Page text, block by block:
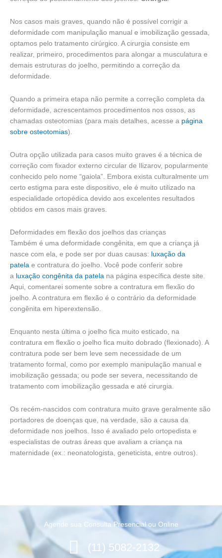
Nos casos mais graves, quando não é possível corrigir a
deformidade com manipulação manual e imobilização gessada,
optamos pelo tratamento cirúrgico. A cirurgia consiste em
realizar, primeiro, procedimentos para alongar a musculatura e
demais estruturas do joelho, permitindo a correção da
deformidade.
Quando a primeira etapa não permite a correção completa da
deformidade, acrescentamos procedimentos nos ossos, as
chamadas osteotomias (para mais detalhes, acesse a página
sobre osteotomias).
Outra opção utilizada para casos muito graves é a técnica de
correção com fixador externo circular de Ilizarov, popularmente
conhecido pelo nome “gaiola”. Embora exista culturalmente um
certo estigma para este dispositivo, ele é muito utilizado na
especialidade ortopédica devido aos excelentes resultados
obtidos em casos mais graves.
Deformidades em flexão dos joelhos das crianças
Também é uma deformidade congênita, em que a criança já
nasce com ela, e pode ser por duas causas: luxação da
patela e contratura do joelho. Você pode conferir sobre
a luxação congênita da patela na página específica deste site.
Aqui, comentarei somente sobre a contratura em flexão do
joelho. A contratura em flexão é o contrário da deformidade
congênita em hiperextensão.
Enquanto nesta última o joelho fica muito esticado, na
contratura em flexão o joelho fica muito dobrado (flexionado). A
contratura pode ser bem leve sem necessidade de um
tratamento formal, como por exemplo manipulação manual e
imobilização gessada; ou pode ser severa, necessitando de
tratamento com imobilização gessada e até cirurgia.
Os recém-nascidos com contratura muito grave geralmente são
portadores de doenças que, na verdade, são a causa da
deformidade nos joelhos. Isso é avaliado pelo ortopedista e
especialistas de outras áreas que avaliam a criança na
maternidade (ex.: neonatologista, geneticista, entre outros).
Agende sua Consulta Presencial ou Online
(11) 5082-2132